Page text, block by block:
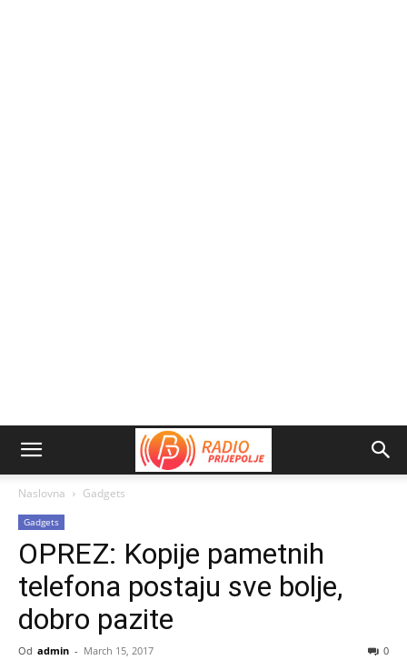
Naslovna Gadgets
Gadgets
OPREZ: Kopije pametnih
telefona postaju sve bolje,
dobro pazite
Od admin - March 15, 2017 0